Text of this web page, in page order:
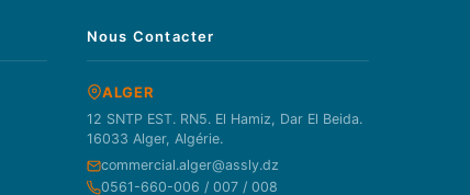
Nous Contacter
ALGER
12 SNTP EST. RN5. El Hamiz, Dar El Beida.
16033 Alger, Algérie.
commercial.alger@assly.dz
0561-660-006 / 007 / 008